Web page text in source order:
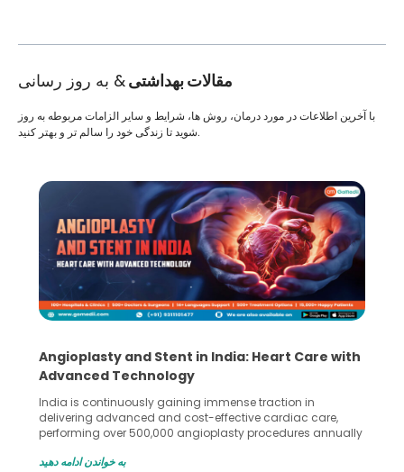
مقالات بهداشتی& به روز رسانی
با آخرین اطلاعات در مورد درمان، روش ها، شرایط و سایر الزامات مربوطه به روز
شوید تا زندگی خود را سالم تر و بهتر کنید.
Angioplasty and Stent in India: Heart Care with
Advanced Technology
India is continuously gaining immense traction in
delivering advanced and cost-effective cardiac care,
performing over 500,000 angioplasty procedures annually
globe are searching for treatments like angioplasty and
به خواندن ادامه دهید